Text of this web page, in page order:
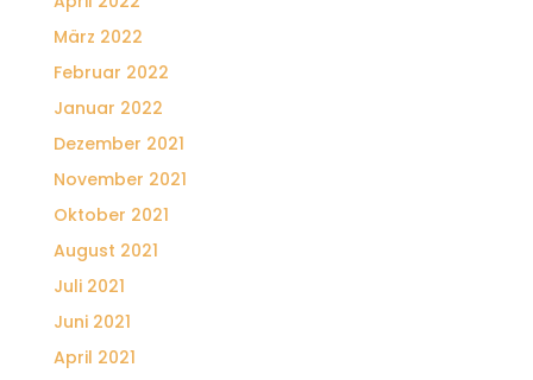
März 2022
Februar 2022
Januar 2022
Dezember 2021
November 2021
Oktober 2021
August 2021
Juli 2021
Juni 2021
April 2021